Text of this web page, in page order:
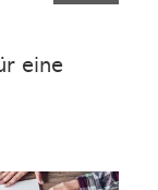
eine